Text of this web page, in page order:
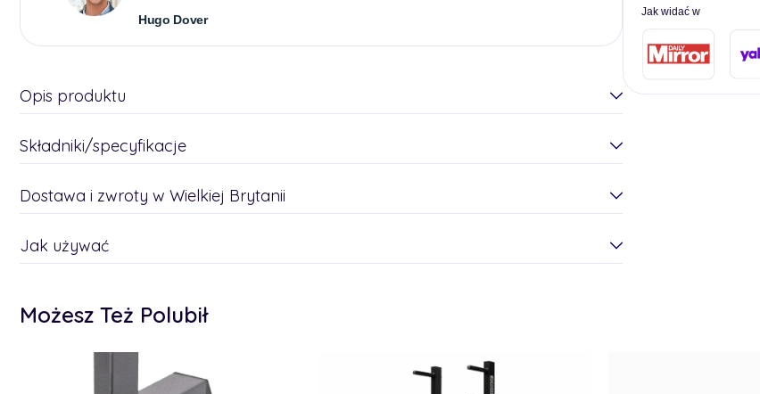
Hugo Dover
Opis produktu
Składniki/specyfikacje
Dostawa i zwroty w Wielkiej Brytanii
Jak używać
Jak widać w
Możesz Też Polubił